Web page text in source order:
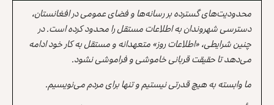
محدودیت‌های گسترده بر رسانه‌ها و فضای عمومی در افغانستان،
دسترسی شهروندان به اطلاعات مستقل را محدود کرده است. در
چنین شرایطی، «اطلاعات روز» متعهدانه و مستقل به کار خود ادامه
می‌دهد تا حقیقت قربانی خاموشی و فراموشی نشود.
ما وابسته به هیچ قدرتی نیستیم و تنها برای مردم می‌نویسیم.